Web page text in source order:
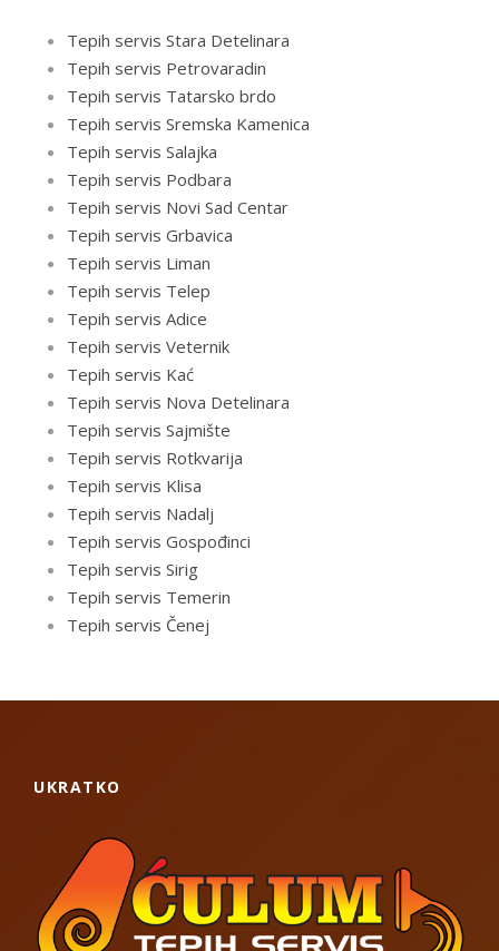
Tepih servis Stara Detelinara
Tepih servis Petrovaradin
Tepih servis Tatarsko brdo
Tepih servis Sremska Kamenica
Tepih servis Salajka
Tepih servis Podbara
Tepih servis Novi Sad Centar
Tepih servis Grbavica
Tepih servis Liman
Tepih servis Telep
Tepih servis Adice
Tepih servis Veternik
Tepih servis Kać
Tepih servis Nova Detelinara
Tepih servis Sajmište
Tepih servis Rotkvarija
Tepih servis Klisa
Tepih servis Nadalj
Tepih servis Gospođinci
Tepih servis Sirig
Tepih servis Temerin
Tepih servis Čenej
UKRATKO